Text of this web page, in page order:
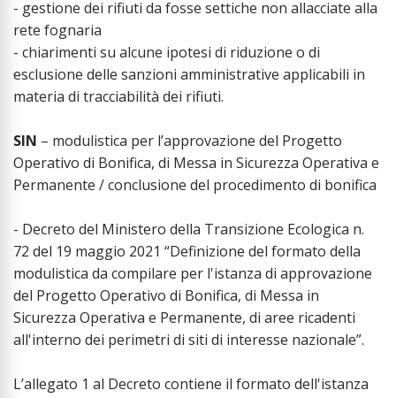
- gestione dei rifiuti da fosse settiche non allacciate alla
rete fognaria
- chiarimenti su alcune ipotesi di riduzione o di
esclusione delle sanzioni amministrative applicabili in
materia di tracciabilità dei rifiuti.
SIN – modulistica per l’approvazione del Progetto
Operativo di Bonifica, di Messa in Sicurezza Operativa e
Permanente / conclusione del procedimento di bonifica
- Decreto del Ministero della Transizione Ecologica n.
72 del 19 maggio 2021 “Definizione del formato della
modulistica da compilare per l'istanza di approvazione
del Progetto Operativo di Bonifica, di Messa in
Sicurezza Operativa e Permanente, di aree ricadenti
all'interno dei perimetri di siti di interesse nazionale”.
L’allegato 1 al Decreto contiene il formato dell'istanza